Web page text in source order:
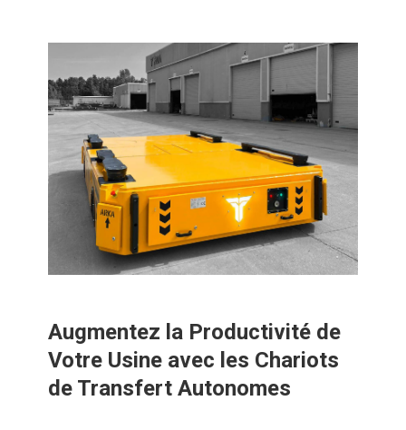
Augmentez la Productivité de
Votre Usine avec les Chariots
de Transfert Autonomes